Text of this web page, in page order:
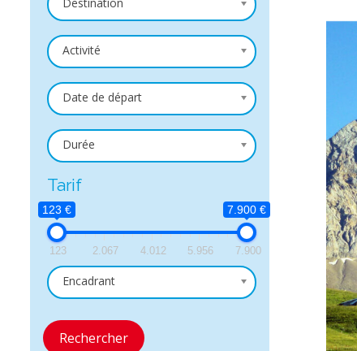
Activité
Date de départ
Durée
Tarif
123 € 7.900 €
123 2.067 4.012 5.956 7.900
Encadrant
Rechercher